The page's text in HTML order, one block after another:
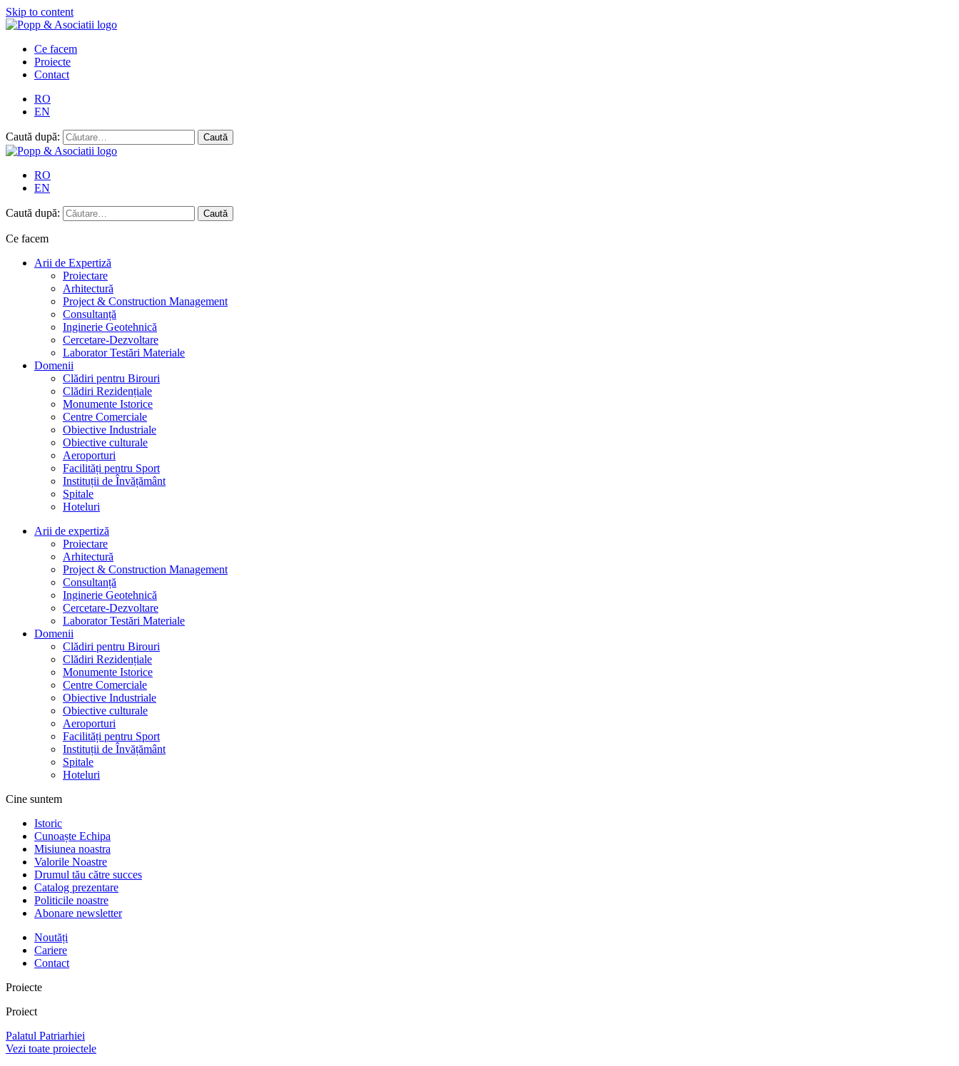
Skip to content
Ce facem
Proiecte
Contact
RO
EN
Caută după:
RO
EN
Caută după:
Ce facem
Arii de Expertiză
Proiectare
Arhitectură
Project & Construction Management
Consultanță
Inginerie Geotehnică
Cercetare-Dezvoltare
Laborator Testări Materiale
Domenii
Clădiri pentru Birouri
Clădiri Rezidențiale
Monumente Istorice
Centre Comerciale
Obiective Industriale
Obiective culturale
Aeroporturi
Facilități pentru Sport
Instituții de Învățământ
Spitale
Hoteluri
Arii de expertiză
Proiectare
Arhitectură
Project & Construction Management
Consultanță
Inginerie Geotehnică
Cercetare-Dezvoltare
Laborator Testări Materiale
Domenii
Clădiri pentru Birouri
Clădiri Rezidențiale
Monumente Istorice
Centre Comerciale
Obiective Industriale
Obiective culturale
Aeroporturi
Facilități pentru Sport
Instituții de Învățământ
Spitale
Hoteluri
Cine suntem
Istoric
Cunoaște Echipa
Misiunea noastra
Valorile Noastre
Drumul tău către succes
Catalog prezentare
Politicile noastre
Abonare newsletter
Noutăți
Cariere
Contact
Proiecte
Proiect
Palatul Patriarhiei
Vezi toate proiectele